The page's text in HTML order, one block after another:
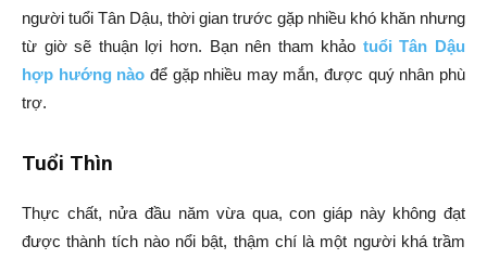
người tuổi Tân Dậu, thời gian trước gặp nhiều khó khăn nhưng
từ giờ sẽ thuận lợi hơn. Bạn nên tham khảo tuổi Tân Dậu
hợp hướng nào để gặp nhiều may mắn, được quý nhân phù
trợ.
Tuổi Thìn
Thực chất, nửa đầu năm vừa qua, con giáp này không đạt
được thành tích nào nổi bật, thậm chí là một người khá trầm